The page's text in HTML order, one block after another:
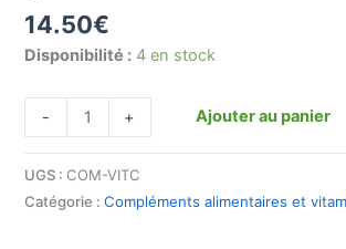
14.50€
Disponibilité : 4 en stock
- + Ajouter au panier
UGS : COM-VITC
Catégorie :Compléments alimentaires et